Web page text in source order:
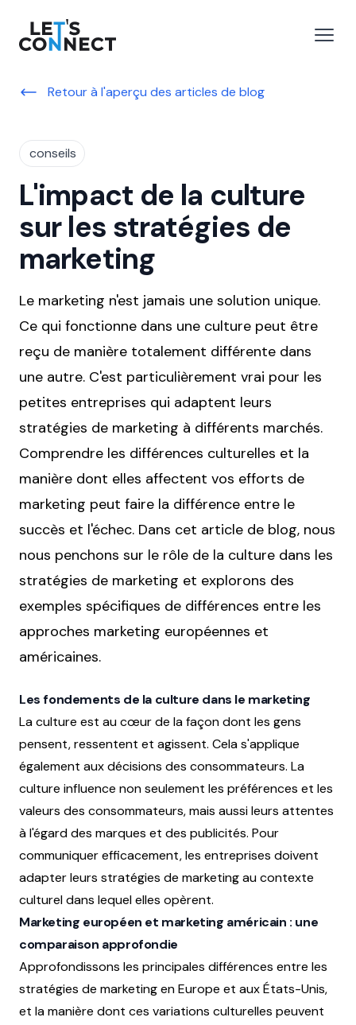
Let's Connect
le menu
Retour à l'aperçu des articles de blog
conseils
L'impact de la culture
sur les stratégies de
marketing
Le marketing n'est jamais une solution unique.
Ce qui fonctionne dans une culture peut être
reçu de manière totalement différente dans
une autre. C'est particulièrement vrai pour les
petites entreprises qui adaptent leurs
stratégies de marketing à différents marchés.
Comprendre les différences culturelles et la
manière dont elles affectent vos efforts de
marketing peut faire la différence entre le
succès et l'échec. Dans cet article de blog, nous
nous penchons sur le rôle de la culture dans les
stratégies de marketing et explorons des
exemples spécifiques de différences entre les
approches marketing européennes et
américaines.
Les fondements de la culture dans le marketing
La culture est au cœur de la façon dont les gens
pensent, ressentent et agissent. Cela s'applique
également aux décisions des consommateurs. La
culture influence non seulement les préférences et les
valeurs des consommateurs, mais aussi leurs attentes
à l'égard des marques et des publicités. Pour
communiquer efficacement, les entreprises doivent
adapter leurs stratégies de marketing au contexte
culturel dans lequel elles opèrent.
Marketing européen et marketing américain : une
comparaison approfondie
Approfondissons les principales différences entre les
stratégies de marketing en Europe et aux États-Unis,
et la manière dont ces variations culturelles peuvent